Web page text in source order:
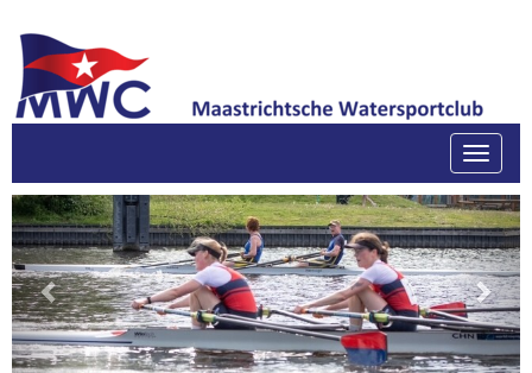
Previous Next